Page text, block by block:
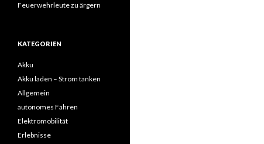
Feuerwehrleute zu ärgern
KATEGORIEN
Akku
Akku laden – Strom tanken
Allgemein
autonomes Fahren
Elektromobilität
Erlebnisse